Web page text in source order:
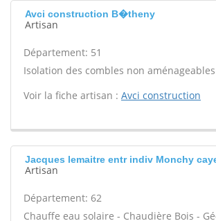
Avci construction B�theny
Artisan
Département: 51
Isolation des combles non
Voir la fiche artisan : Avci construction
Jacques lemaitre entr indiv Monchy
Artisan
Département: 62
Chauffe eau solaire - Chaudière Bois -